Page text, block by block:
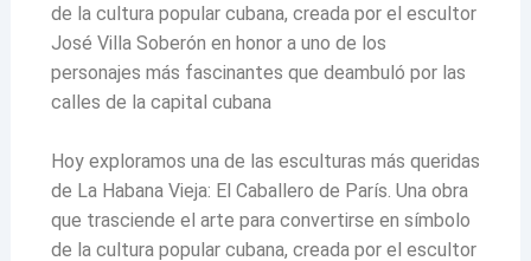
de la cultura popular cubana, creada por el escultor
José Villa Soberón en honor a uno de los
personajes más fascinantes que deambuló por las
calles de la capital cubana
Hoy exploramos una de las esculturas más queridas
de La Habana Vieja: El Caballero de París. Una obra
que trasciende el arte para convertirse en símbolo
de la cultura popular cubana, creada por el escultor